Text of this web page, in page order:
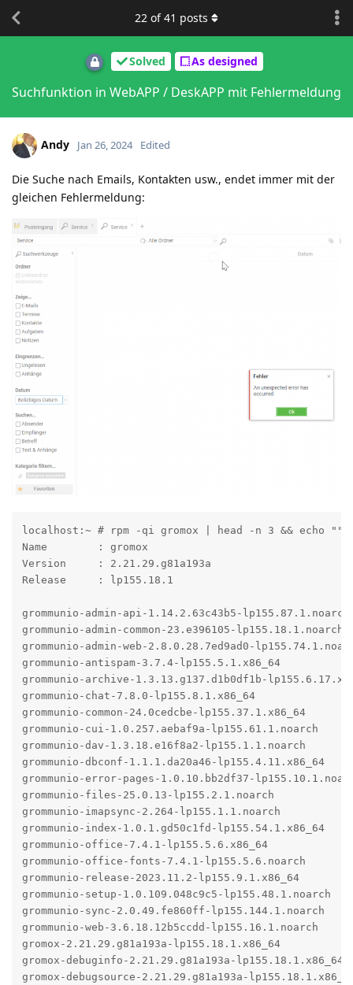
Solved As designed
Suchfunktion in WebAPP / DeskAPP mit Fehlermeldung
22 of41 posts
Andy Jan 26, 2024 Edited
Die Suche nach Emails, Kontakten usw., endet immer mit der
gleichen Fehlermeldung:
localhost:~ # rpm -qi gromox | head -n 3 && echo ""
Name        : gromox
Version     : 2.21.29.g81a193a
Release     : lp155.18.1
grommunio-admin-api-1.14.2.63c43b5-lp155.87.1.noarch
grommunio-admin-common-23.e396105-lp155.18.1.noarch
grommunio-admin-web-2.8.0.28.7ed9ad0-
grommunio-antispam-3.7.4-lp155.5.1.x86_64
grommunio-archive-1.3.13.g137.d1b0df1b-
grommunio-chat-7.8.0-lp155.8.1.x86_64
grommunio-common-24.0cedcbe-lp155.37.1.x86_64
grommunio-cui-1.0.257.aebaf9a-lp155.61.1.noarch
grommunio-dav-1.3.18.e16f8a2-lp155.1.1.noarch
grommunio-dbconf-1.1.1.da20a46-lp155.4.11.x86_64
grommunio-error-pages-1.0.10.bb2df37-
grommunio-files-25.0.13-lp155.2.1.noarch
grommunio-imapsync-2.264-lp155.1.1.noarch
grommunio-index-1.0.1.gd50c1fd-lp155.54.1.x86_64
grommunio-office-7.4.1-lp155.5.6.x86_64
grommunio-office-fonts-7.4.1-lp155.5.6.noarch
grommunio-release-2023.11.2-lp155.9.1.x86_64
grommunio-setup-1.0.109.048c9c5-lp155.48.1.noarch
grommunio-sync-2.0.49.fe860ff-lp155.144.1.noarch
grommunio-web-3.6.18.12b5ccdd-lp155.16.1.noarch
gromox-2.21.29.g81a193a-lp155.18.1.x86_64
gromox-debuginfo-2.21.29.g81a193a-lp155.18.1.x86_64
gromox-debugsource-2.21.29.g81a193a-